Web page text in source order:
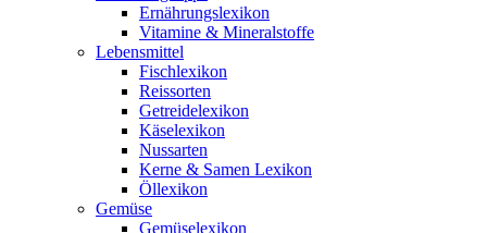
Ernährungslexikon
Vitamine & Mineralstoffe
Lebensmittel
Fischlexikon
Reissorten
Getreidelexikon
Käselexikon
Nussarten
Kerne & Samen Lexikon
Öllexikon
Gemüse
Gemüselexikon